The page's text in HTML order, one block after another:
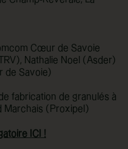
Cœur de Savoie
Nathalie Noel (Asder)
de Savoie)
fabrication de granulés à
Marchais (Proxipel)
ICI !